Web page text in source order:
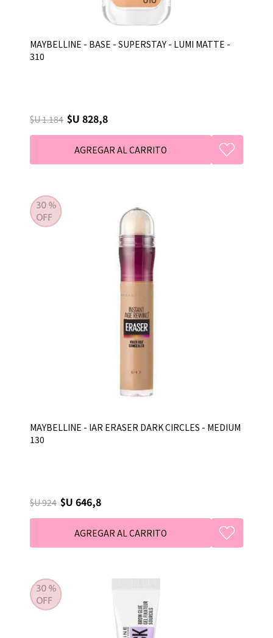
MAYBELLINE - BASE - SUPERSTAY - LUMI MATTE -
310
$U 1.184 $U 828,8
MAYBELLINE - IAR ERASER DARK CIRCLES - MEDIUM
130
$U 924 $U 646,8